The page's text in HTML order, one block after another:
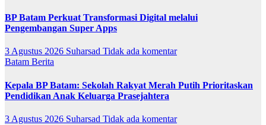
BP Batam Perkuat Transformasi Digital melalui
Pengembangan Super Apps
3 Agustus 2026 Suharsad Tidak ada komentar
Batam Berita
Kepala BP Batam: Sekolah Rakyat Merah Putih Prioritaskan
Pendidikan Anak Keluarga Prasejahtera
3 Agustus 2026 Suharsad Tidak ada komentar